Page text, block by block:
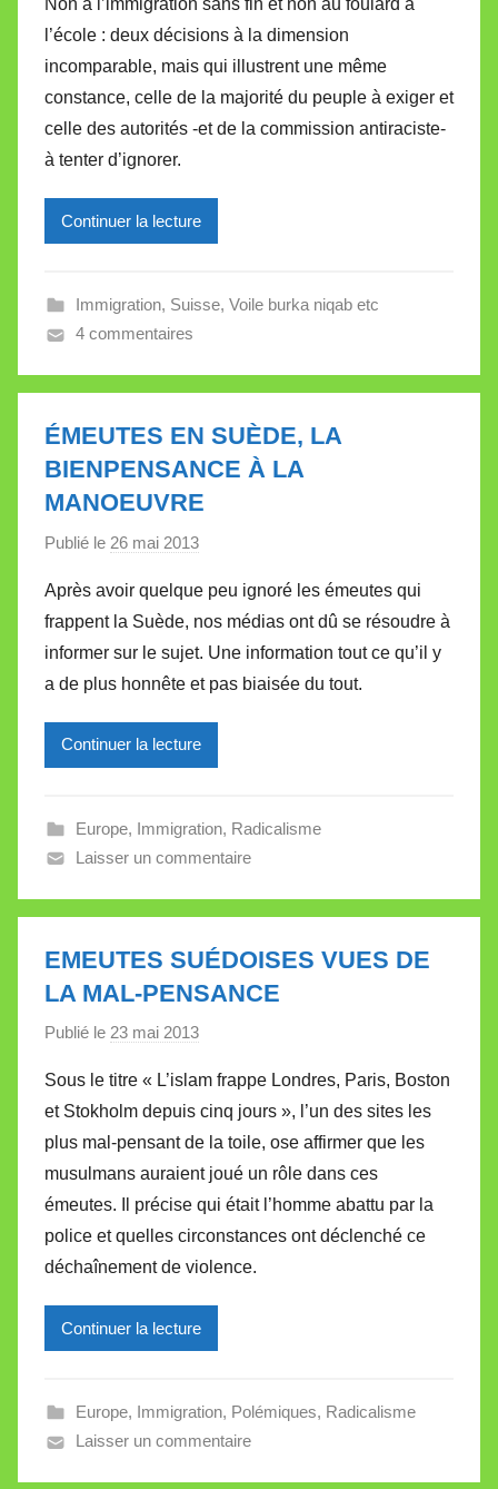
r
M
i
r
e
a
e
t
e
Non à l’immigration sans fin et non au foulard à
l’école : deux décisions à la dimension
incomparable, mais qui illustrent une même
constance, celle de la majorité du peuple à exiger et
celle des autorités -et de la commission antiraciste-
à tenter d’ignorer.
Continuer la lecture
Immigration, Suisse, Voile burka niqab etc
4 commentaires
ÉMEUTES EN SUÈDE, LA
BIENPENSANCE À LA
MANOEUVRE
Publié le 26 mai 2013
r
M
i
r
i
l
e
V
l
l
t
Après avoir quelque peu ignoré les émeutes qui
frappent la Suède, nos médias ont dû se résoudre à
informer sur le sujet. Une information tout ce qu’il y
a de plus honnête et pas biaisée du tout.
Continuer la lecture
Europe, Immigration, Radicalisme
Laisser un commentaire
EMEUTES SUÉDOISES VUES DE
LA MAL-PENSANCE
Publié le 23 mai 2013
r
M
i
r
e
i
l
e
V
l
l
Sous le titre « L’islam frappe Londres, Paris, Boston
et Stokholm depuis cinq jours », l’un des sites les
plus mal-pensant de la toile, ose affirmer que les
musulmans auraient joué un rôle dans ces
émeutes. Il précise qui était l’homme abattu par la
police et quelles circonstances ont déclenché ce
déchaînement de violence.
Continuer la lecture
Europe, Immigration, Polémiques, Radicalisme
Laisser un commentaire